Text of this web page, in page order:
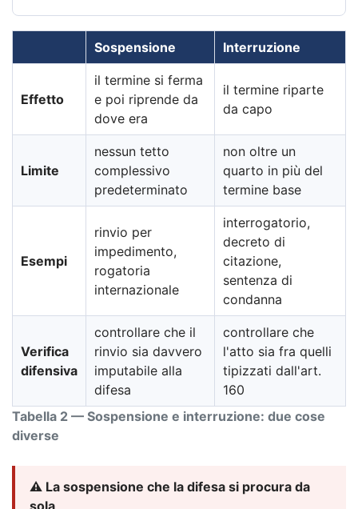
Tabella 2 — Sospensione e interruzione: due cose
diverse
Sospensione Interruzione
Effetto
il termine si ferma
e poi riprende da
dove era
il termine riparte
da capo
Limite
nessun tetto
complessivo
predeterminato
non oltre un
quarto in più del
termine base
Esempi
rinvio per
impedimento,
rogatoria
internazionale
interrogatorio,
decreto di
citazione,
sentenza di
condanna
Verifica
difensiva
controllare che il
rinvio sia davvero
imputabile alla
difesa
controllare che
l'atto sia fra quelli
tipizzati dall'art.
160
⚠️ La sospensione che la difesa si procura da
sola